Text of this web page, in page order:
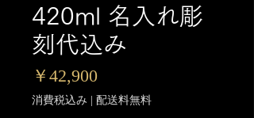
420ml 名入れ彫
刻代込み
￥42,900価
格
消費税込み | 配送料無料